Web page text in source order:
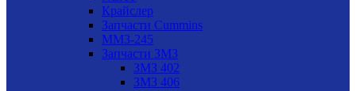
Крайслер
Запчасти Cummins
ММЗ-245
Запчасти ЗМЗ
ЗМЗ 402
ЗМЗ 406